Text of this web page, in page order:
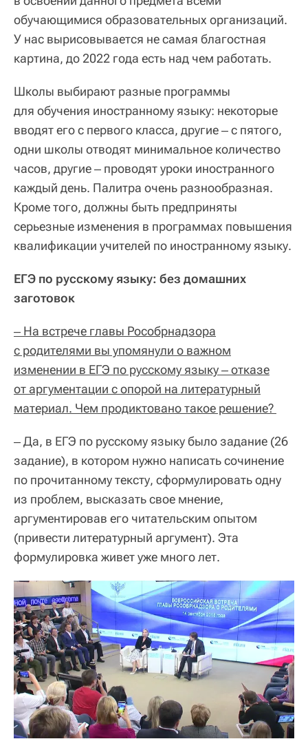
обучающимися образовательных организаций.
У нас вырисовывается не самая благостная
картина, до 2022 года есть над чем работать.
Школы выбирают разные программы
для обучения иностранному языку: некоторые
вводят его с первого класса, другие ‒ с пятого,
одни школы отводят минимальное количество
часов, другие ‒ проводят уроки иностранного
каждый день. Палитра очень разнообразная.
Кроме того, должны быть предприняты
серьезные изменения в программах повышения
квалификации учителей по иностранному языку.
ЕГЭ по русскому языку: без домашних
заготовок
‒ На встрече главы Рособрнадзора
с родителями вы упомянули о важном
изменении в ЕГЭ по русскому языку ‒ отказе
от аргументации с опорой на литературный
материал. Чем продиктовано такое решение?
‒ Да, в ЕГЭ по русскому языку было задание (26
задание), в котором нужно написать сочинение
по прочитанному тексту, сформулировать одну
из проблем, высказать свое мнение,
аргументировав его читательским опытом
(привести литературный аргумент). Эта
формулировка живет уже много лет.